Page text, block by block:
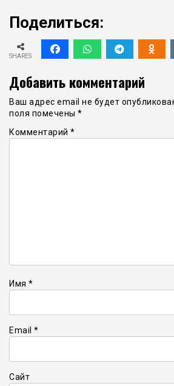
Поделиться:
SHARES
Добавить комментарий
Ваш адрес email не будет
поля помечены *
Комментарий *
Имя *
Email *
Сайт